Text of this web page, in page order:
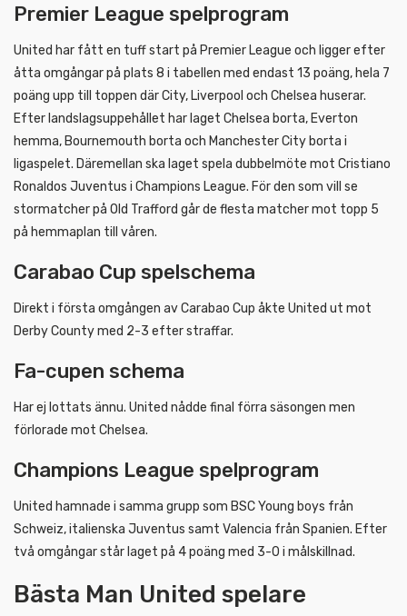
Premier League spelprogram
United har fått en tuff start på Premier League och ligger efter
åtta omgångar på plats 8 i tabellen med endast 13 poäng, hela 7
poäng upp till toppen där City, Liverpool och Chelsea huserar.
Efter landslagsuppehållet har laget Chelsea borta, Everton
hemma, Bournemouth borta och Manchester City borta i
ligaspelet. Däremellan ska laget spela dubbelmöte mot Cristiano
Ronaldos Juventus i Champions League. För den som vill se
stormatcher på Old Trafford går de flesta matcher mot topp 5
på hemmaplan till våren.
Carabao Cup spelschema
Direkt i första omgången av Carabao Cup åkte United ut mot
Derby County med 2-3 efter straffar.
Fa-cupen schema
Har ej lottats ännu. United nådde final förra säsongen men
förlorade mot Chelsea.
Champions League spelprogram
United hamnade i samma grupp som BSC Young boys från
Schweiz, italienska Juventus samt Valencia från Spanien. Efter
två omgångar står laget på 4 poäng med 3-0 i målskillnad.
Bästa Man United spelare